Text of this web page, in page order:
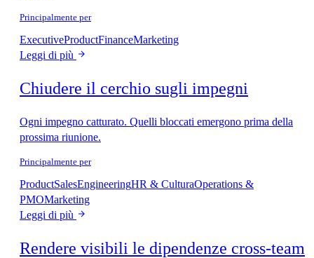
Principalmente per
ExecutiveProductFinanceMarketing
Leggi di più
Chiudere il cerchio sugli impegni
Ogni impegno catturato. Quelli bloccati emergono prima della
prossima riunione.
Principalmente per
ProductSalesEngineeringHR & CulturaOperations &
PMOMarketing
Leggi di più
Rendere visibili le dipendenze cross-team